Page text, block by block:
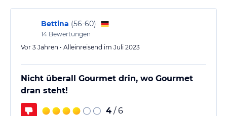
Bettina (56-60)
14 Bewertungen
Vor 3 Jahren • Alleinreisend im Juli 2023
Nicht überall Gourmet drin, wo Gourmet
dran steht!
4 / 6